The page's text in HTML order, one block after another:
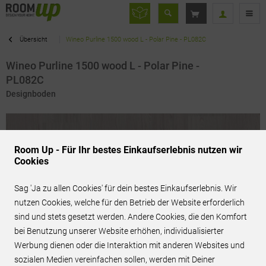
Übersicht Wineo Purline 1500 wood L - Polar Pine - PL082C
Wineo Purline 1500 wood L - Polar Pine -
PL082C
Designboden
Room Up - Für Ihr bestes Einkaufserlebnis nutzen wir
Cookies
Sag 'Ja zu allen Cookies' für dein bestes Einkaufserlebnis. Wir
nutzen Cookies, welche für den Betrieb der Website erforderlich
sind und stets gesetzt werden. Andere Cookies, die den Komfort
bei Benutzung unserer Website erhöhen, individualisierter
Werbung dienen oder die Interaktion mit anderen Websites und
sozialen Medien vereinfachen sollen, werden mit Deiner